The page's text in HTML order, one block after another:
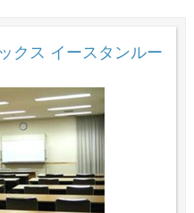
クス イースタンルー